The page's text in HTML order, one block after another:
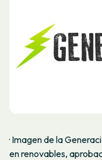
· Imagen de la
en renovables,